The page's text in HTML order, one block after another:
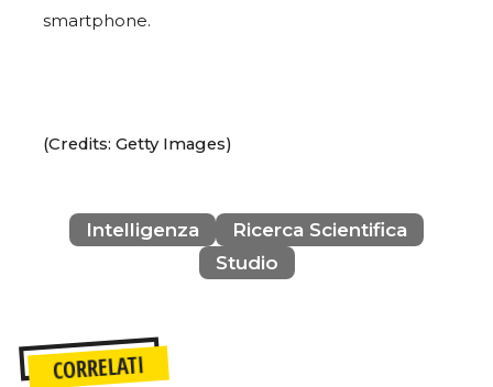
smartphone.
(Credits: Getty Images)
Intelligenza
Ricerca Scientifica
Studio
CORRELATI